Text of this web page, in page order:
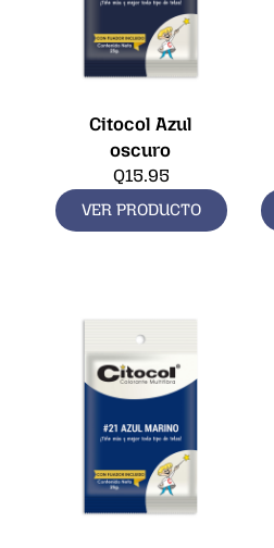
Citocol Azul
oscuro
Q15.95
VER PRODUCTO